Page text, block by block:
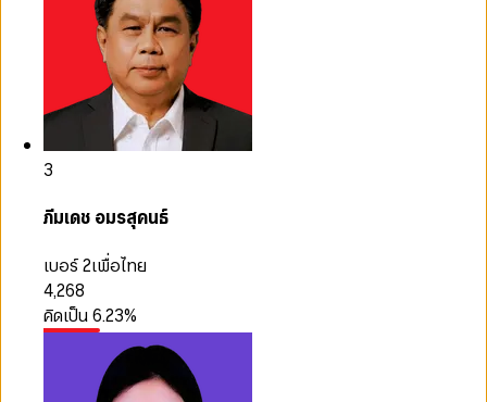
3
ภีมเดช อมรสุคนธ์
เบอร์ 2เพื่อไทย
4,268
คิดเป็น6.23%